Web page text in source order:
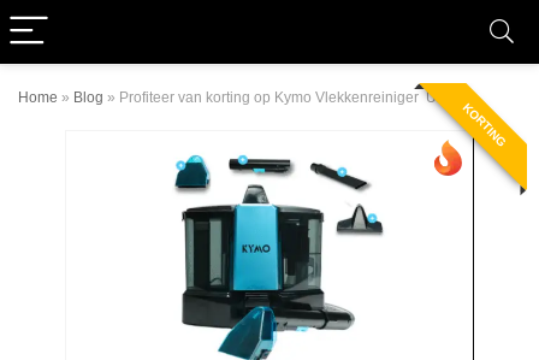
Home » Blog » Profiteer van korting op Kymo Vlekkenreiniger Ultra
KORTING